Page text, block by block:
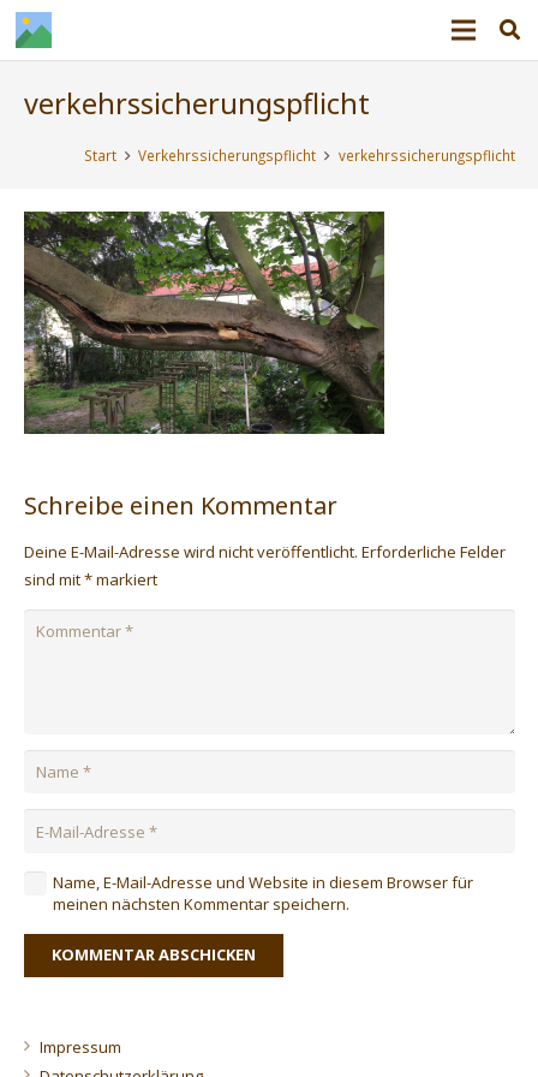
verkehrssicherungspflicht
Start Verkehrssicherungspflicht verkehrssicherungspflicht
Schreibe einen Kommentar
Deine E-Mail-Adresse wird nicht veröffentlicht. Erforderliche Felder
sind mit*markiert
Name, E-Mail-Adresse und Website in diesem Browser für
meinen nächsten Kommentar speichern.
KOMMENTAR ABSCHICKEN
Impressum